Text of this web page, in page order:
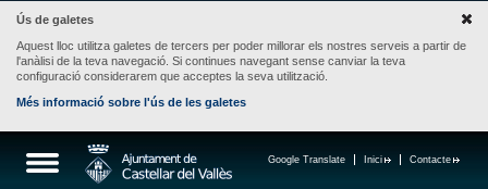
Ús de galetes
Aquest lloc utilitza galetes de tercers per poder millorar els nostres serveis a partir de
l'anàlisi de la teva navegació. Si continues navegant sense canviar la teva
configuració considerarem que acceptes la seva utilització.
Més informació sobre l'ús de les galetes
Contacte
Inici
Google Translate